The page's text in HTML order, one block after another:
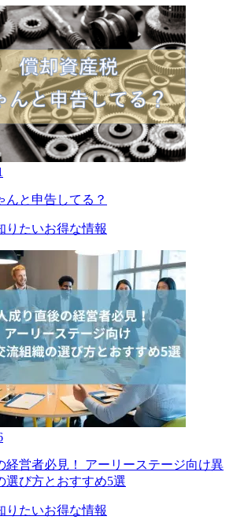
んと申告してる？
りたいお得な情報
経営者必見！ アーリーステージ向け異
選び方とおすすめ5選
りたいお得な情報